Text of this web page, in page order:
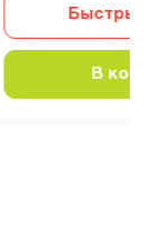
Быстрый
В